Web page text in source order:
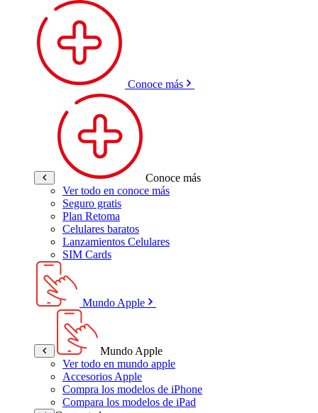
Conoce más
Conoce más
Ver todo en conoce más
Seguro gratis
Plan Retoma
Celulares baratos
Lanzamientos Celulares
SIM Cards
Mundo Apple
Mundo Apple
Ver todo en mundo apple
Accesorios Apple
Compra los modelos de iPhone
Compara los modelos de iPad